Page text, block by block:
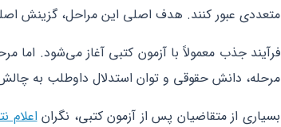
متعددی عبور کنند. هدف اصلی این مراحل، گزینش
فرآیند جذب معمولاً با آزمون کتبی آغاز می‌شود.
مرحله، دانش حقوقی و توان استدلال داوطلب به
بسیاری از متقاضیان پس از آزمون کتبی، نگراناعلام